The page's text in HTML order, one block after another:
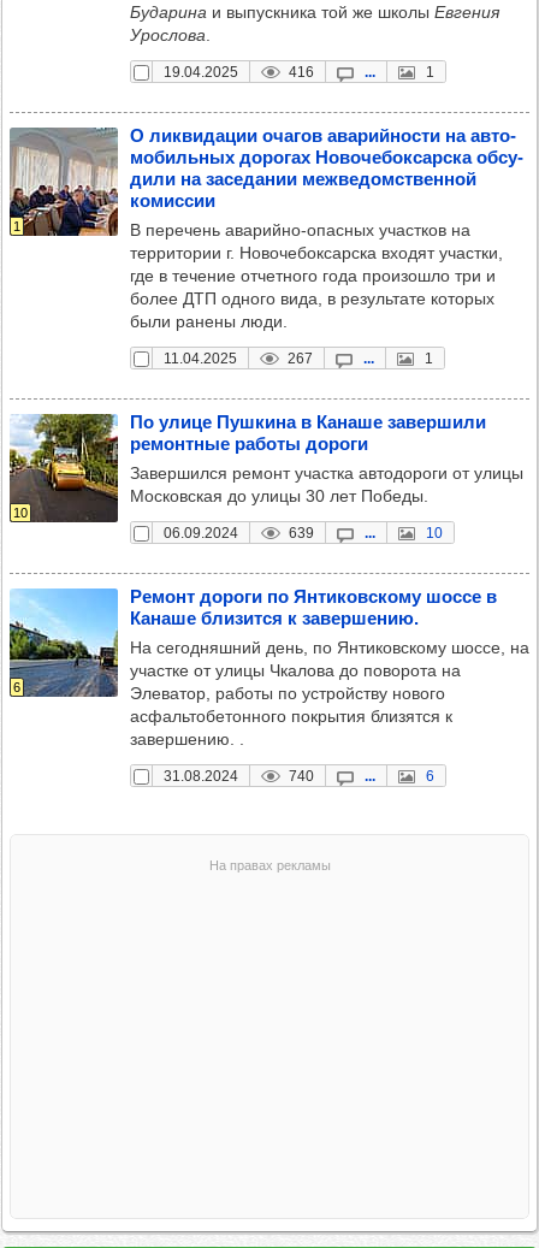
Бударина и выпускника той же школы Евгения
Урослова
19.04.2025 416 ... 1
1
О лик­ви­да­ции оча­гов ава­рий­ности на авто­
мо­биль­ных доро­гах Ново­че­бок­сар­ска обсу­
дили на засе­да­нии меж­ве­домс­твен­ной
комис­сии
В перечень аварийно-опасных участков на
территории г. Новочебоксарска входят участки,
где в течение отчетного года произошло три и
более ДТП одного вида, в результате которых
были ранены люди.
11.04.2025 267 ... 1
10
По улице Пуш­кина в Канаше завер­шили
ремон­тные работы дороги
Завершился ремонт участка автодороги от улицы
Московская до улицы 30 лет Победы.
06.09.2024 639 ... 10
6
Ремонт дороги по Янти­ков­скому шоссе в
Канаше бли­зится к завер­ше­нию.
На сегодняшний день, по Янтиковскому шоссе, на
участке от улицы Чкалова до поворота на
Элеватор, работы по устройству нового
асфальтобетонного покрытия близятся к
завершению. .
31.08.2024 740 ... 6